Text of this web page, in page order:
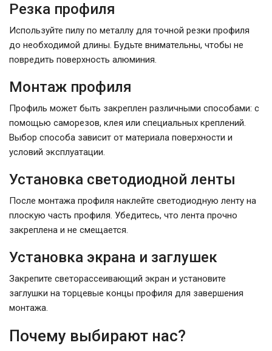
Резка профиля
Используйте пилу по металлу для точной резки профиля
до необходимой длины. Будьте внимательны, чтобы не
повредить поверхность алюминия.
Монтаж профиля
Профиль может быть закреплен различными способами: с
помощью саморезов, клея или специальных креплений.
Выбор способа зависит от материала поверхности и
условий эксплуатации.
Установка светодиодной ленты
После монтажа профиля наклейте светодиодную ленту на
плоскую часть профиля. Убедитесь, что лента прочно
закреплена и не смещается.
Установка экрана и заглушек
Закрепите светорассеивающий экран и установите
заглушки на торцевые концы профиля для завершения
монтажа.
Почему выбирают нас?